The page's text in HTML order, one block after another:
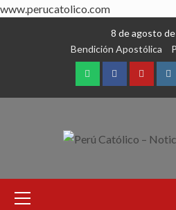
www.perucatolico.com
8 de agosto
Bendición Apostólica
WhatsAppFacebook
Menu